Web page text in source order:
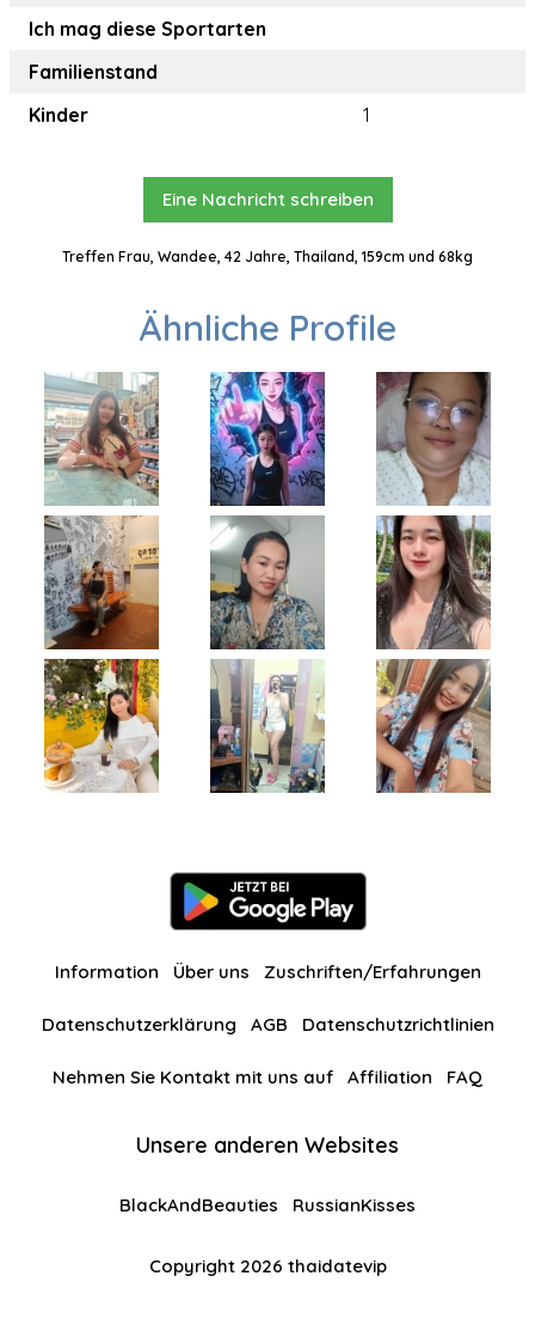
Ich mag diese Sportarten
Familienstand
Kinder
1
Eine Nachricht schreiben
Treffen Frau, Wandee, 42 Jahre, Thailand, 159cm und 68kg
Ähnliche Profile
Information Über uns Zuschriften/Erfahrungen
Datenschutzerklärung AGB Datenschutzrichtlinien
Nehmen Sie Kontakt mit uns auf Affiliation FAQ
Unsere anderen Websites
BlackAndBeauties RussianKisses
Copyright 2026 thaidatevip